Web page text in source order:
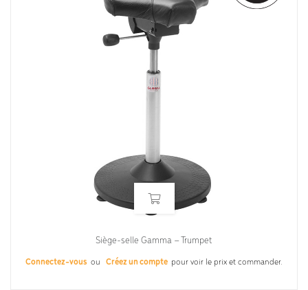
Siège-selle Gamma – Trumpet
Connectez-vous ou Créez un compte pour voir le prix et commander.